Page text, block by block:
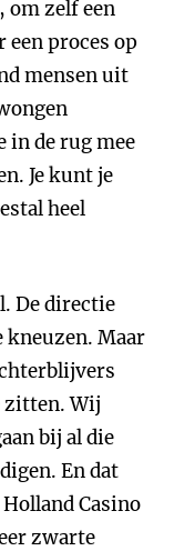
om zelf een
een proces op
mensen uit
in de rug mee
Je kunt je
heel
De directie
kneuzen. Maar
zitten. Wij
bij al die
En dat
Casino
zwarte